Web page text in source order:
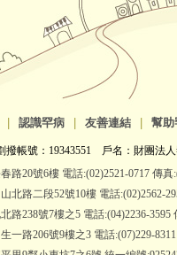
認識罕病 友善連結 幫助
撥帳號：19343551 戶名：財團法
路20號6樓 電話:(02)2521-0717 傳真
北路二段52號10樓 電話:(02)2562-
路238號7樓之5 電話:(04)2236-3595
一路206號9樓之3 電話:(07)229-